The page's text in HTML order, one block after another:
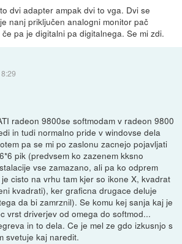
dvi adapter ampak dvi to vga. Dvi se
nanj priključen analogni monitor pač
pa je digitalni pa digitalnega. Se mi zdi.
radeon 9800se softmodam v radeon 9800
in tudi normalno pride v windovse dela
pa se mi po zaslonu zacnejo pojavljati
pik (predvsem ko zazenem kksno
vse zamazano, ali pa ko odprem
cisto na vrhu tam kjer so ikone X, kvadrat
kvadrati), ker graficna drugace deluje
da bi zamrznil). Se komu kej sanja kaj je
vrst driverjev od omega do softmod...
in to dela. Ce je mel ze gdo izkusnjo s
svetuje kaj naredit.